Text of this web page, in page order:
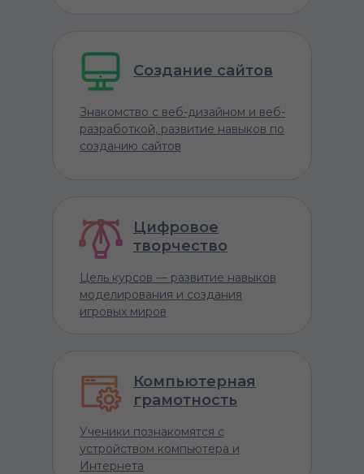
Знакомство с веб-дизайном и веб-
разработкой, развитие навыков по
созданию сайтов
Создание сайтов
Цель курсов — развитие навыков
моделирования и создания
игровых миров
Цифровое
творчество
Ученики познакомятся с
устройством компьютера и
Интернета
Компьютерная
грамотность